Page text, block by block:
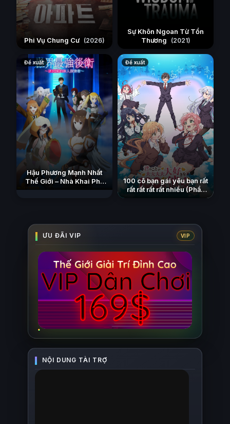
Phi Vụ Chung Cư (2026)
Sự Khôn Ngoan Từ Tổn
Thương
(2021)
Đề xuất
Hậu Phương Mạnh Nhất
Thế Giới – Nhà Khai Phá
Tân Binh Của Vương Quốc
Đề xuất
100 cô bạn gái yêu bạn rất
rất rất rất rất nhiều (Phần